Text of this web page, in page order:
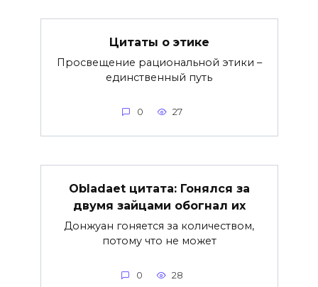
Цитаты о этике
Просвещение рациональной этики –
единственный путь
0 27
Obladaet цитата: Гонялся за
двумя зайцами обогнал их
Донжуан гоняется за количеством,
потому что не может
0 28